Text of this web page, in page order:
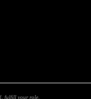
fulfill your role.